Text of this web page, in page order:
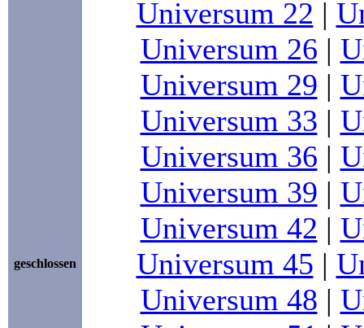
geschlossen
Universum 22 |
Universum 26 |
Universum 29 |
Universum 33 |
Universum 36 |
Universum 39 |
Universum 42 |
Universum 45 |
Universum 48 |